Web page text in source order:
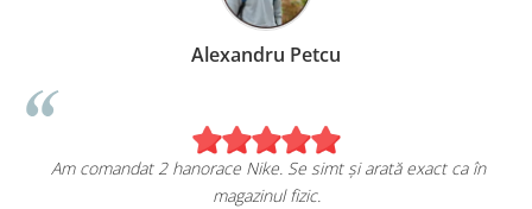
Alexandru Petcu
Am comandat 2 hanorace Nike. Se simt și arată exact ca în
magazinul fizic.